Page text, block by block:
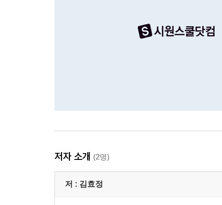
저자 소개 (2명)
저 : 김효정